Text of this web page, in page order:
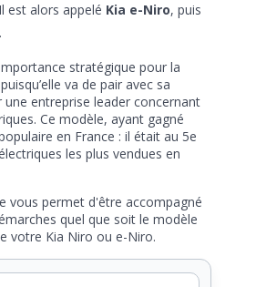
est alors appelé Kia e-Niro, puis
stratégique pour la
va de pair avec sa
entreprise leader concernant
Ce modèle, ayant gagné
en France : il était au 5e
les plus vendues en
vous permet d'être accompagné
quel que soit le modèle
votre Kia Niro ou e-Niro.